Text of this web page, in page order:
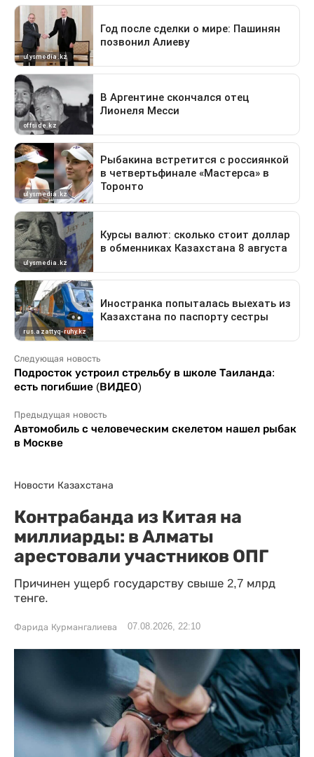
Следующая новость
Подросток устроил стрельбу в школе Таиланда:
есть погибшие (ВИДЕО)
Предыдущая новость
Автомобиль с человеческим скелетом нашел рыбак
в Москве
Новости Казахстана
Контрабанда из Китая на
миллиарды: в Алматы
арестовали участников ОПГ
Причинен ущерб государству свыше 2,7 млрд
тенге.
Фарида Курмангалиева 07.08.2026, 22:10